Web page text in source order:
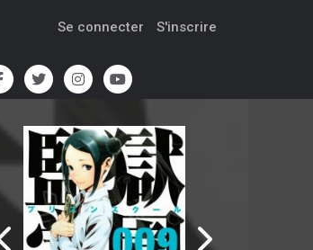
Se connecter S'inscrire